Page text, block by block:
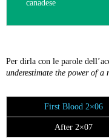
canadese
Per dirla con le parole
underestimate the power of a
First Blood 2×06
After 2×07